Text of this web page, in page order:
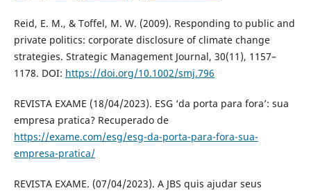
Reid, E. M., & Toffel, M. W. (2009). Responding to public and
private politics: corporate disclosure of climate change
strategies. Strategic Management Journal, 30(11), 1157–
1178. DOI: https://doi.org/10.1002/smj.796
REVISTA EXAME (18/04/2023). ESG ‘da porta para fora’: sua
empresa pratica? Recuperado de
https://exame.com/esg/esg-da-porta-para-fora-sua-
empresa-pratica/
REVISTA EXAME. (07/04/2023). A JBS quis ajudar seus